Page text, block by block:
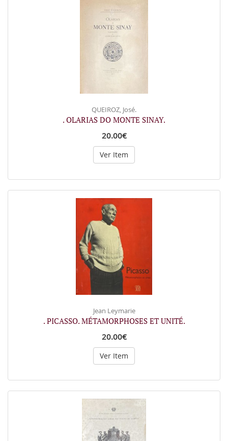
QUEIROZ, José.
. OLARIAS DO MONTE SINAY.
20.00€
Ver Item
Jean Leymarie
. PICASSO. MÉTAMORPHOSES ET UNITÉ.
20.00€
Ver Item